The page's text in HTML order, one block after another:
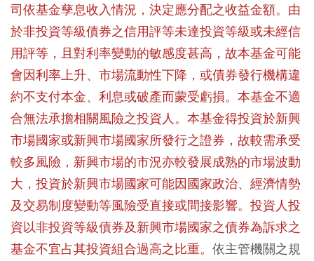
司依基金孳息收入情況，決定應分配之收益金額。由
於非投資等級債券之信用評等未達投資等級或未經信
用評等，且對利率變動的敏感度甚高，故本基金可能
會因利率上升、市場流動性下降，或債券發行機構違
約不支付本金、利息或破產而蒙受虧損。本基金不適
合無法承擔相關風險之投資人。本基金得投資於新興
市場國家或新興市場國家所發行之證券，故較需承受
較多風險，新興市場的市況亦較發展成熟的市場波動
大，投資於新興市場國家可能因國家政治、經濟情勢
及交易制度變動等風險受直接或間接影響。投資人投
資以非投資等級債券及新興市場國家之債券為訴求之
基金不宜占其投資組合過高之比重。 依主管機關之規